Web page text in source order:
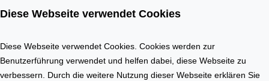
u
f
d
c
b
Diese Webseite verwendet Cookies
Diese Webseite verwendet Cookies. Cookies werden zur
Benutzerführung verwendet und helfen dabei, diese Webseite zu
verbessern. Durch die weitere Nutzung dieser Webseite erklären Sie